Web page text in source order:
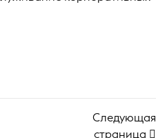
Следующая
страница